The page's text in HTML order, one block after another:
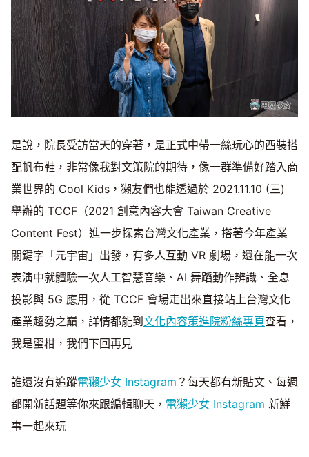
是說，院長受訪當天的穿著，是正式中帶一絲玩心的西裝搭
配帆布鞋，非常像我對文策院的期待，像一群準備好踏入商
業世界的 Cool Kids，獺友們也能透過於 2021.11.10 (三)
舉辦的 TCCF（2021 創意內容大會 Taiwan Creative
Content Fest）進一步探索台灣文化產業，搭著今年產業
關鍵字「元宇宙」出發，有多人互動 VR 劇場，還在能一次
表演中就體驗一次人工智慧音樂、AI 舞蹈動作辨識、全息
投影與 5G 應用，從 TCCF 會場走出來直接站上台灣文化
產業趨勢之巔，詳情都能到文化內容策進院粉絲專頁查看，
我是蜜柑，我們下回再見
誰還沒有追蹤電獺少女 Instagram ？每天都有新貼文、每週
都開新話題等你來跟編輯聊天， 電獺少女 Instagram 新鮮
事一起來玩